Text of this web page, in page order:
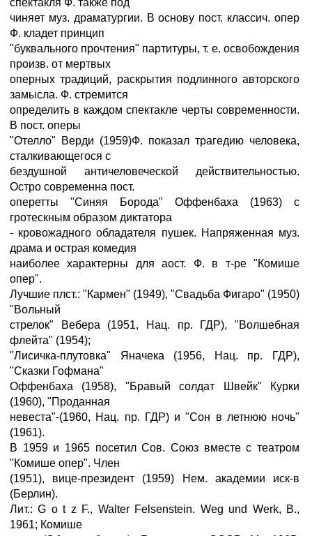
спектакля Ф. также под
чиняет муз. драматургии. В основу пост. классич. опер
Ф. кладет принцип
"буквального прочтения" партитуры, т. е. освобождения
произв. от мертвых
оперных традиций, раскрытия подлинного авторского
замысла. Ф. стремится
определить в каждом спектакле черты современности.
В пост. оперы
"Отелло" Верди (1959)Ф. показал трагедию человека,
сталкивающегося с
бездушной античеловеческой действительностью.
Остро современна пост.
оперетты "Синяя Борода" Оффенбаха (1963) с
гротескным образом диктатора
- кровожадного обладателя пушек. Напряженная муз.
драма и острая комедия
наиболее характерны для аост. Ф. в т-ре "Комише
опер".
Лучшие плст.: "Кармен" (1949), "Свадьба Фигаро" (1950)
"Вольный
стрелок" Вебера (1951, Нац. пр. ГДР), "Волшебная
флейта" (1954);
"Лисичка-плутовка" Яначека (1956, Нац. пр. ГДР),
"Сказки Гофмана"
Оффенбаха (1958), "Бравый солдат Швейк" Курки
(1960), "Проданная
невеста"-(1960, Нац. пр. ГДР) и "Сон в летнюю ночь"
(1961).
В 1959 и 1965 посетил Сов. Союз вместе с театром
"Комише опер". Член
(1951), вице-президент (1959) Нем. академии иск-в
(Берлин).
Лит.: G o t z F., Walter Felsenstein. Weg und Werk, B.,
1961; Комише